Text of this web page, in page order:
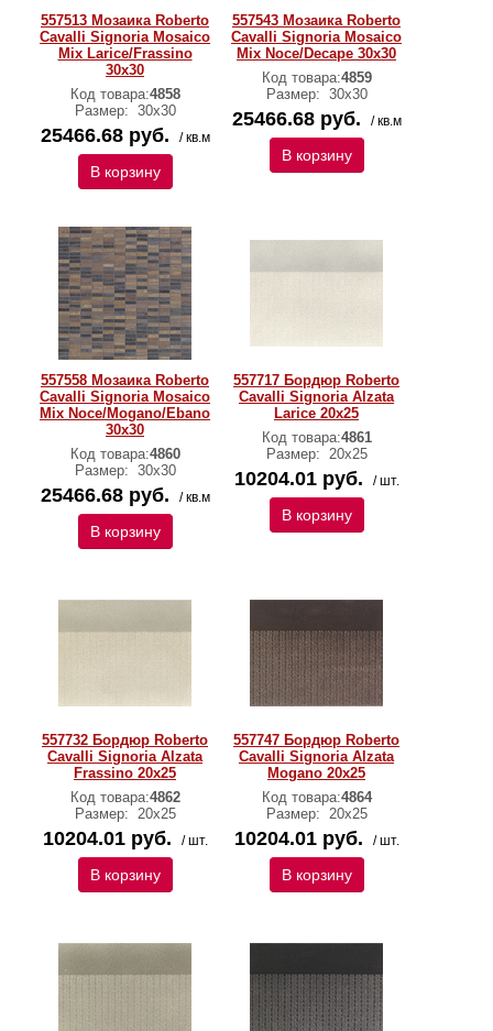
557513 Мозаика Roberto
Cavalli Signoria Mosaico
Mix Larice/Frassino
30x30
Код товара:4858
Размер: 30x30
25466.68 руб. / кв.м
В корзину
557543 Мозаика Roberto
Cavalli Signoria Mosaico
Mix Noce/Decape 30x30
Код товара:4859
Размер: 30x30
25466.68 руб. / кв.м
В корзину
557558 Мозаика Roberto
Cavalli Signoria Mosaico
Mix Noce/Mogano/Ebano
30x30
Код товара:4860
Размер: 30x30
25466.68 руб. / кв.м
В корзину
557717 Бордюр Roberto
Cavalli Signoria Alzata
Larice 20x25
Код товара:4861
Размер: 20x25
10204.01 руб. / шт.
В корзину
557732 Бордюр Roberto
Cavalli Signoria Alzata
Frassino 20x25
Код товара:4862
Размер: 20x25
10204.01 руб. / шт.
В корзину
557747 Бордюр Roberto
Cavalli Signoria Alzata
Mogano 20х25
Код товара:4864
Размер: 20x25
10204.01 руб. / шт.
В корзину